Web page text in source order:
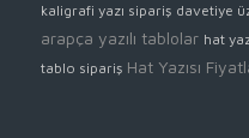
kaligrafi yazı sipariş davetiye
arapça yazılı tablolar hat
tablo sipariş Hat Yazısı